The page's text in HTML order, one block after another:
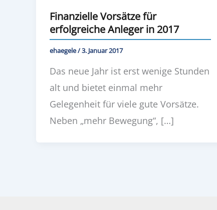
Finanzielle Vorsätze für
erfolgreiche Anleger in 2017
ehaegele/3. Januar 2017
Das neue Jahr ist erst wenige Stunden
alt und bietet einmal mehr
Gelegenheit für viele gute Vorsätze.
Neben „mehr Bewegung“, […]